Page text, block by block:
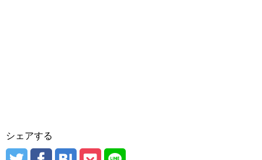
シェアする